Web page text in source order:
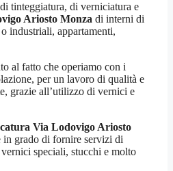
tinteggiatura, di verniciatura e
Ariosto Monza di interni di
industriali, appartamenti,
al fatto che operiamo con i
per un lavoro di qualità e
grazie all’utilizzo di vernici e
Via Lodovigo Ariosto
in grado di fornire servizi di
speciali, stucchi e molto